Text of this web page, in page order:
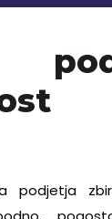
podjetja